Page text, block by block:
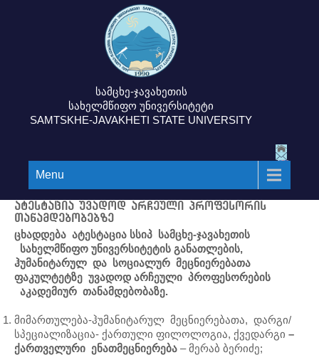
სამცხე-ჯავახეთის
სახელმწიფო უნივერსიტეტი
SAMTSKHE-JAVAKHETI STATE UNIVERSITY
Menu
ატესტაცია უვადოდ არჩეული პროფესორის
თანამდებობებზე
ცხადდება ატესტაცია სსიპ სამცხე-ჯავახეთის
სახელმწიფო უნივერსიტეტის განათლების,
ჰუმანიტარულ და სოციალურ მეცნიერებათა
ფაკულტეტზე უვადოდ არჩეული პროფესორების
აკადემიურ თანამდებობაზე.
მიმართულება-ჰუმანიტარულ მეცნიერებათა, დარგი/
სპეციალიზაცია- ქართული ფილოლოგია, ქვედარგი –
ქართველური ენათმეცნიერება – მერაბ ბერიძე;